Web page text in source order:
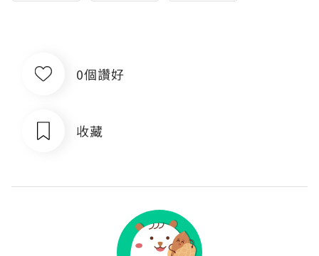
0個讚好
收藏